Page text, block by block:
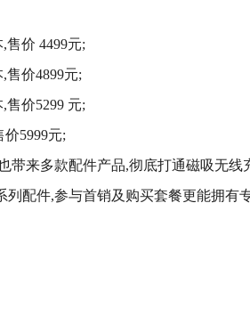
售价 4499元;
售价4899元;
售价5299 元;
价5999元;
带来多款配件产品,彻底打通磁吸无线
列配件,参与首销及购买套餐更能拥有